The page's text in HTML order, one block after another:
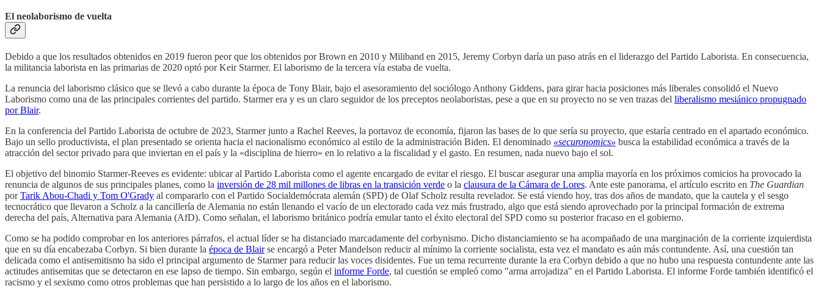
El neolaborismo de vuelta
Debido a que los resultados obtenidos en 2019 fueron peor que los obtenidos por Brown en 2010 y Miliband en 2015, Jeremy Corbyn daría un paso atrás en el liderazgo del Partido Laborista. En consecuencia,
la militancia laborista en las primarias de 2020 optó por Keir Starmer. El laborismo de la tercera vía estaba de vuelta.
La renuncia del laborismo clásico que se llevó a cabo durante la época de Tony Blair, bajo el asesoramiento del sociólogo Anthony Giddens, para girar hacia posiciones más liberales consolidó el Nuevo
Laborismo como una de las principales corrientes del partido. Starmer era y es un claro seguidor de los preceptos neolaboristas, pese a que en su proyecto no se ven trazas del liberalismo mesiánico propugnado
por Blair.
En la conferencia del Partido Laborista de octubre de 2023, Starmer junto a Rachel Reeves, la portavoz de economía, fijaron las bases de lo que sería su proyecto, que estaría centrado en el apartado económico.
Bajo un sello productivista, el plan presentado se orienta hacia el nacionalismo económico al estilo de la administración Biden. El denominado «securonomics» busca la estabilidad económica a través de la
atracción del sector privado para que inviertan en el país y la «disciplina de hierro» en lo relativo a la fiscalidad y el gasto. En resumen, nada nuevo bajo el sol.
El objetivo del binomio Starmer-Reeves es evidente: ubicar al Partido Laborista como el agente encargado de evitar el riesgo. El buscar asegurar una amplia mayoría en los próximos comicios ha provocado la
renuncia de algunos de sus principales planes, como la inversión de 28 mil millones de libras en la transición verde o la clausura de la Cámara de Lores. Ante este panorama, el artículo escrito en The Guardian
porTarik Abou-Chadi y Tom O'Grady al compararlo con el Partido Socialdemócrata alemán (SPD) de Olaf Scholz resulta revelador. Se está viendo hoy, tras dos años de mandato, que la cautela y el sesgo
tecnocrático que llevaron a Scholz a la cancillería de Alemania no están llenando el vacío de un electorado cada vez más frustrado, algo que está siendo aprovechado por la principal formación de extrema
derecha del país, Alternativa para Alemania (AfD). Como señalan, el laborismo británico podría emular tanto el éxito electoral del SPD como su posterior fracaso en el gobierno.
Como se ha podido comprobar en los anteriores párrafos, el actual líder se ha distanciado marcadamente del corbynismo. Dicho distanciamiento se ha acompañado de una marginación de la corriente izquierdista
que en su día encabezaba Corbyn. Si bien durante la época de Blairse encargó a Peter Mandelson reducir al mínimo la corriente socialista, esta vez el mandato es aún más contundente. Así, una cuestión tan
delicada como el antisemitismo ha sido el principal argumento de Starmer para reducir las voces disidentes. Fue un tema recurrente durante la era Corbyn debido a que no hubo una respuesta contundente ante las
actitudes antisemitas que se detectaron en ese lapso de tiempo. Sin embargo, según el informe Forde, tal cuestión se empleó como "arma arrojadiza" en el Partido Laborista. El informe Forde también identificó el
racismo y el sexismo como otros problemas que han persistido a lo largo de los años en el laborismo.